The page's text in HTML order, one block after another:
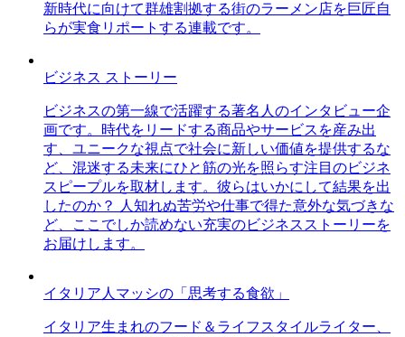
新時代に向けて群雄割拠する街のラーメン店を巨匠自
らが実食リポートする連載です。
ビジネス ストーリー
ビジネスの第一線で活躍する著名人のインタビュー企
画です。時代をリードする商品やサービスを産み出
す、ユニークな視点で社会に新しい価値を提供するな
ど、混迷する未来にひと筋の光を照らす注目のビジネ
スピープルを取材します。彼らはいかにして結果を出
したのか？ 人知れぬ苦労や仕事で得た意外な気づきな
ど、ここでしか読めない充実のビジネスストーリーを
お届けします。
イタリア人マッシの「思考する食欲」
イタリア生まれのフード＆ライフスタイルライター、